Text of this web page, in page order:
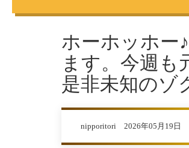
ホーホッホー
ます。今週も
是非未知のゾ
nipporitori 2026年05月19日